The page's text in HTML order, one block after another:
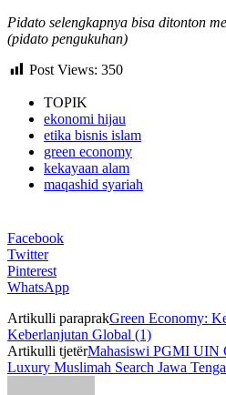
Pidato selengkapnya bisa ditonton
(pidato pengukuhan)
Post Views: 350
TOPIK
ekonomi hijau
etika bisnis islam
green economy
kekayaan alam
maqashid syariah
Facebook
Twitter
Pinterest
WhatsApp
Artikulli paraprakGreen Economy:
Keberlanjutan Global (1)
Artikulli tjetërMahasiswi PGMI UIN
Luxury Muslimah Search Jawa